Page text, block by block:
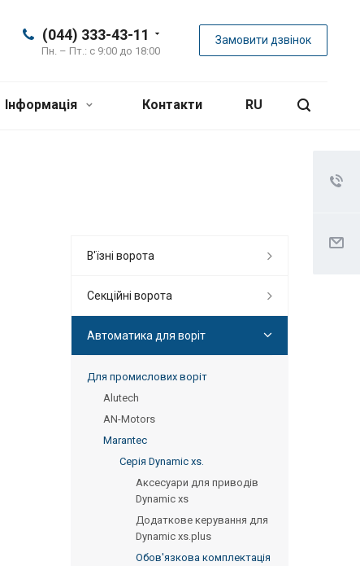
(044) 333-43-11
Пн. – Пт.: с 9:00 до 18:00
Замовити дзвінок
Інформація Контакти RU
В'їзні ворота
Секційні ворота
Автоматика для воріт
Для промислових воріт
Alutech
AN-Motors
Marantec
Серія Dynamic xs.
Аксесуари для приводів
Dynamic xs
Додаткове керування для
Dynamic xs.plus
Обов'язкова комплектація